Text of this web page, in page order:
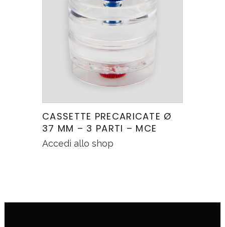
CASSETTE PRECARICATE Ø
37 MM – 3 PARTI – MCE
Accedi allo shop